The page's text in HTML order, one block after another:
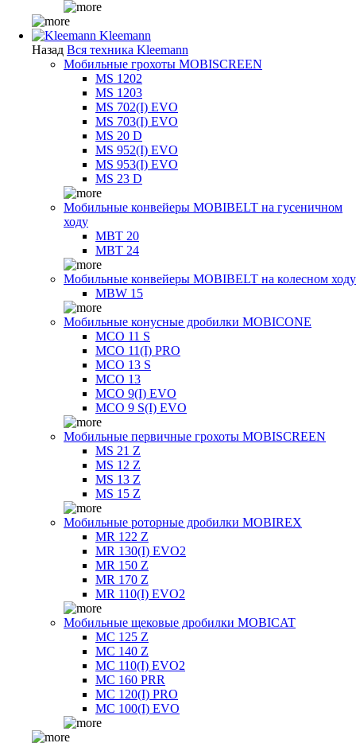
Kleemann
Назад Вся техника Kleemann
Мобильные грохоты MOBISCREEN
MS 1202
MS 1203
MS 702(I) EVO
MS 703(I) EVO
MS 20 D
MS 952(I) EVO
MS 953(I) EVO
MS 23 D
Мобильные конвейеры MOBIBELT на гусеничном
ходу
MBT 20
MBT 24
Мобильные конвейеры MOBIBELT на колесном ходу
MBW 15
Мобильные конусные дробилки MOBICONE
MCO 11 S
MCO 11(I) PRO
MCO 13 S
MCO 13
MCO 9(I) EVO
MCO 9 S(I) EVO
Мобильные первичные грохоты MOBISCREEN
MS 21 Z
MS 12 Z
MS 13 Z
MS 15 Z
Мобильные роторные дробилки MOBIREX
MR 122 Z
MR 130(I) EVO2
MR 150 Z
MR 170 Z
MR 110(I) EVO2
Мобильные щековые дробилки MOBICAT
MC 125 Z
MC 140 Z
MC 110(I) EVO2
MC 160 PRR
MC 120(I) PRO
MC 100(I) EVO